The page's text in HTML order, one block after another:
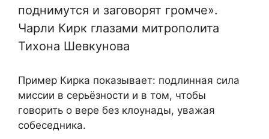
поднимутся и заговорят громче».
Чарли Кирк глазами митрополита
Тихона Шевкунова
Пример Кирка показывает: подлинная сила
миссии в серьёзности и в том, чтобы
говорить о вере без клоунады, уважая
собеседника.